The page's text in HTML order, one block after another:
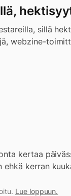
sillä
webzine-
kertaa
kerran
Lue loppuun.